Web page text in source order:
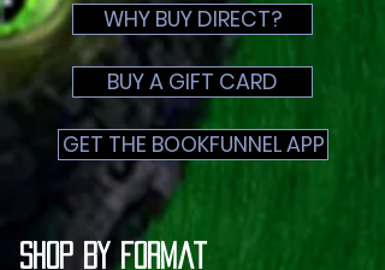
WHY BUY DIRECT?
BUY A GIFT CARD
GET THE BOOKFUNNEL APP
Shop by Format